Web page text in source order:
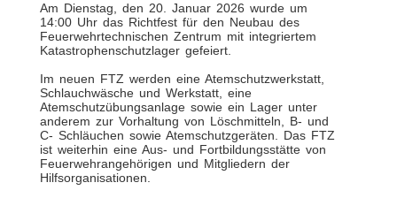
Am Dienstag, den 20. Januar 2026 wurde um
14:00 Uhr das Richtfest für den Neubau des
Feuerwehrtechnischen Zentrum mit integriertem
Katastrophenschutzlager gefeiert.
Im neuen FTZ werden eine Atemschutzwerkstatt,
Schlauchwäsche und Werkstatt, eine
Atemschutzübungsanlage sowie ein Lager unter
anderem zur Vorhaltung von Löschmitteln, B- und
C- Schläuchen sowie Atemschutzgeräten. Das FTZ
ist weiterhin eine Aus- und Fortbildungsstätte von
Feuerwehrangehörigen und Mitgliedern der
Hilfsorganisationen.